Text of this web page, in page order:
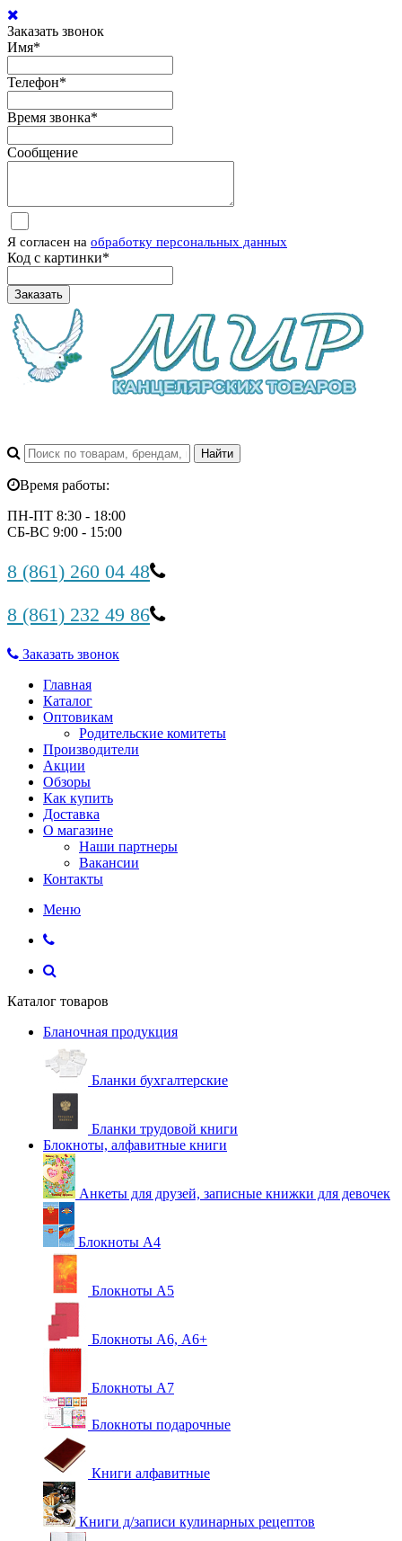
Заказать звонок
Имя*
Телефон*
Время звонка*
Сообщение
Я согласен на обработку персональных данных
Код с картинки*
Заказать
Время работы:
ПН-ПТ 8:30 - 18:00
СБ-ВС 9:00 - 15:00
8 (861) 260 04 48
8 (861) 232 49 86
Заказать звонок
Главная
Каталог
Оптовикам
Родительские комитеты
Производители
Акции
Обзоры
Как купить
Доставка
О магазине
Наши партнеры
Вакансии
Контакты
Меню
Каталог товаров
Бланочная продукция
Бланки бухгалтерские
Бланки трудовой книги
Блокноты, алфавитные книги
Анкеты для друзей, записные книжки для девочек
Блокноты А4
Блокноты А5
Блокноты А6, А6+
Блокноты А7
Блокноты подарочные
Книги алфавитные
Книги д/записи кулинарных рецептов